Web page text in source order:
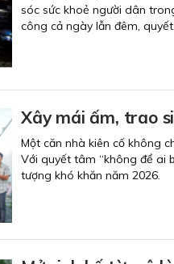
sóc sức khoẻ người dân
công cả ngày lẫn đêm,
Xây mái ấm, trao
Một căn nhà kiên cố không
Với quyết tâm “không để ai
tượng khó khăn năm 2026.